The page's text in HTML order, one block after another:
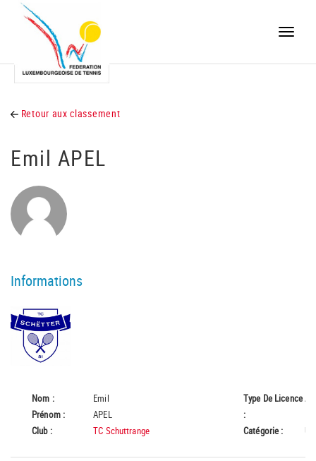
Toggle
Retour aux classement
Emil APEL
Informations
Nom :
Emil
Prénom :
APEL
Club :
TC Schuttrange
Type De Licence
:
A
Catégorie :